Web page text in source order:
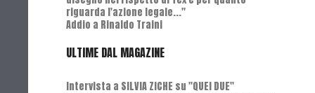
riguarda l'azione legale..."
Addio a Rinaldo Traini
ULTIME DAL MAGAZINE
Intervista a SILVIA ZICHE su "QUEI DUE"